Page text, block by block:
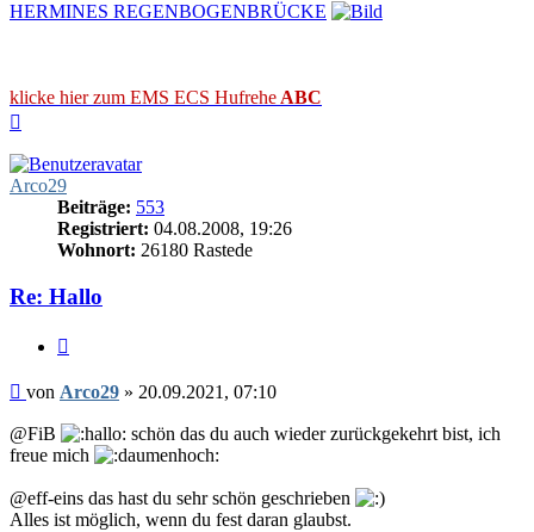
HERMINES REGENBOGENBRÜCKE
klicke hier zum EMS ECS Hufrehe ABC
Arco29
Beiträge: 553
Registriert: 04.08.2008, 19:26
Wohnort: 26180 Rastede
Re: Hallo
Beitrag
von Arco29 » 20.09.2021, 07:10
@FiB
schön das du auch wieder zurückgekehrt bist, ich
freue mich
@eff-eins das hast du sehr schön geschrieben
Alles ist möglich, wenn du fest daran glaubst.